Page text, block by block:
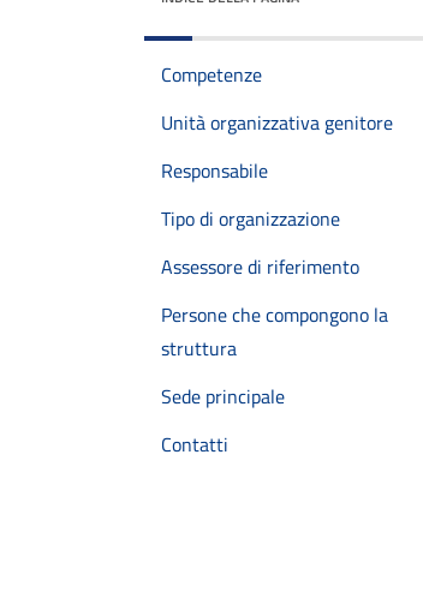
Competenze
Unità organizzativa genitore
Responsabile
Tipo di organizzazione
Assessore di riferimento
Persone che compongono la
struttura
Sede principale
Contatti